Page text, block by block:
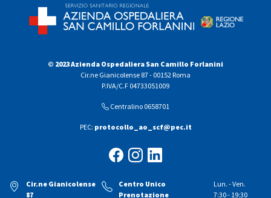
© 2023 Azienda Ospedaliera San Camillo Forlanini
Cir.ne Gianicolense 87 - 00152 Roma
P.IVA/C.F 04733051009
Centralino 0658701
PEC: protocollo_ao_scf@pec.it
Cir.ne Gianicolense
87
Centro Unico
Prenotazione
Lun. - Ven.
7:30 - 19:30